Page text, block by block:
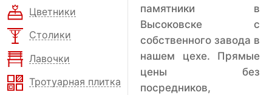
Цветники
Столики
Лавочки
Тротуарная плитка
памятники в
Высоковске с
собственного завода в
нашем цехе. Прямые
цены без
посредников,